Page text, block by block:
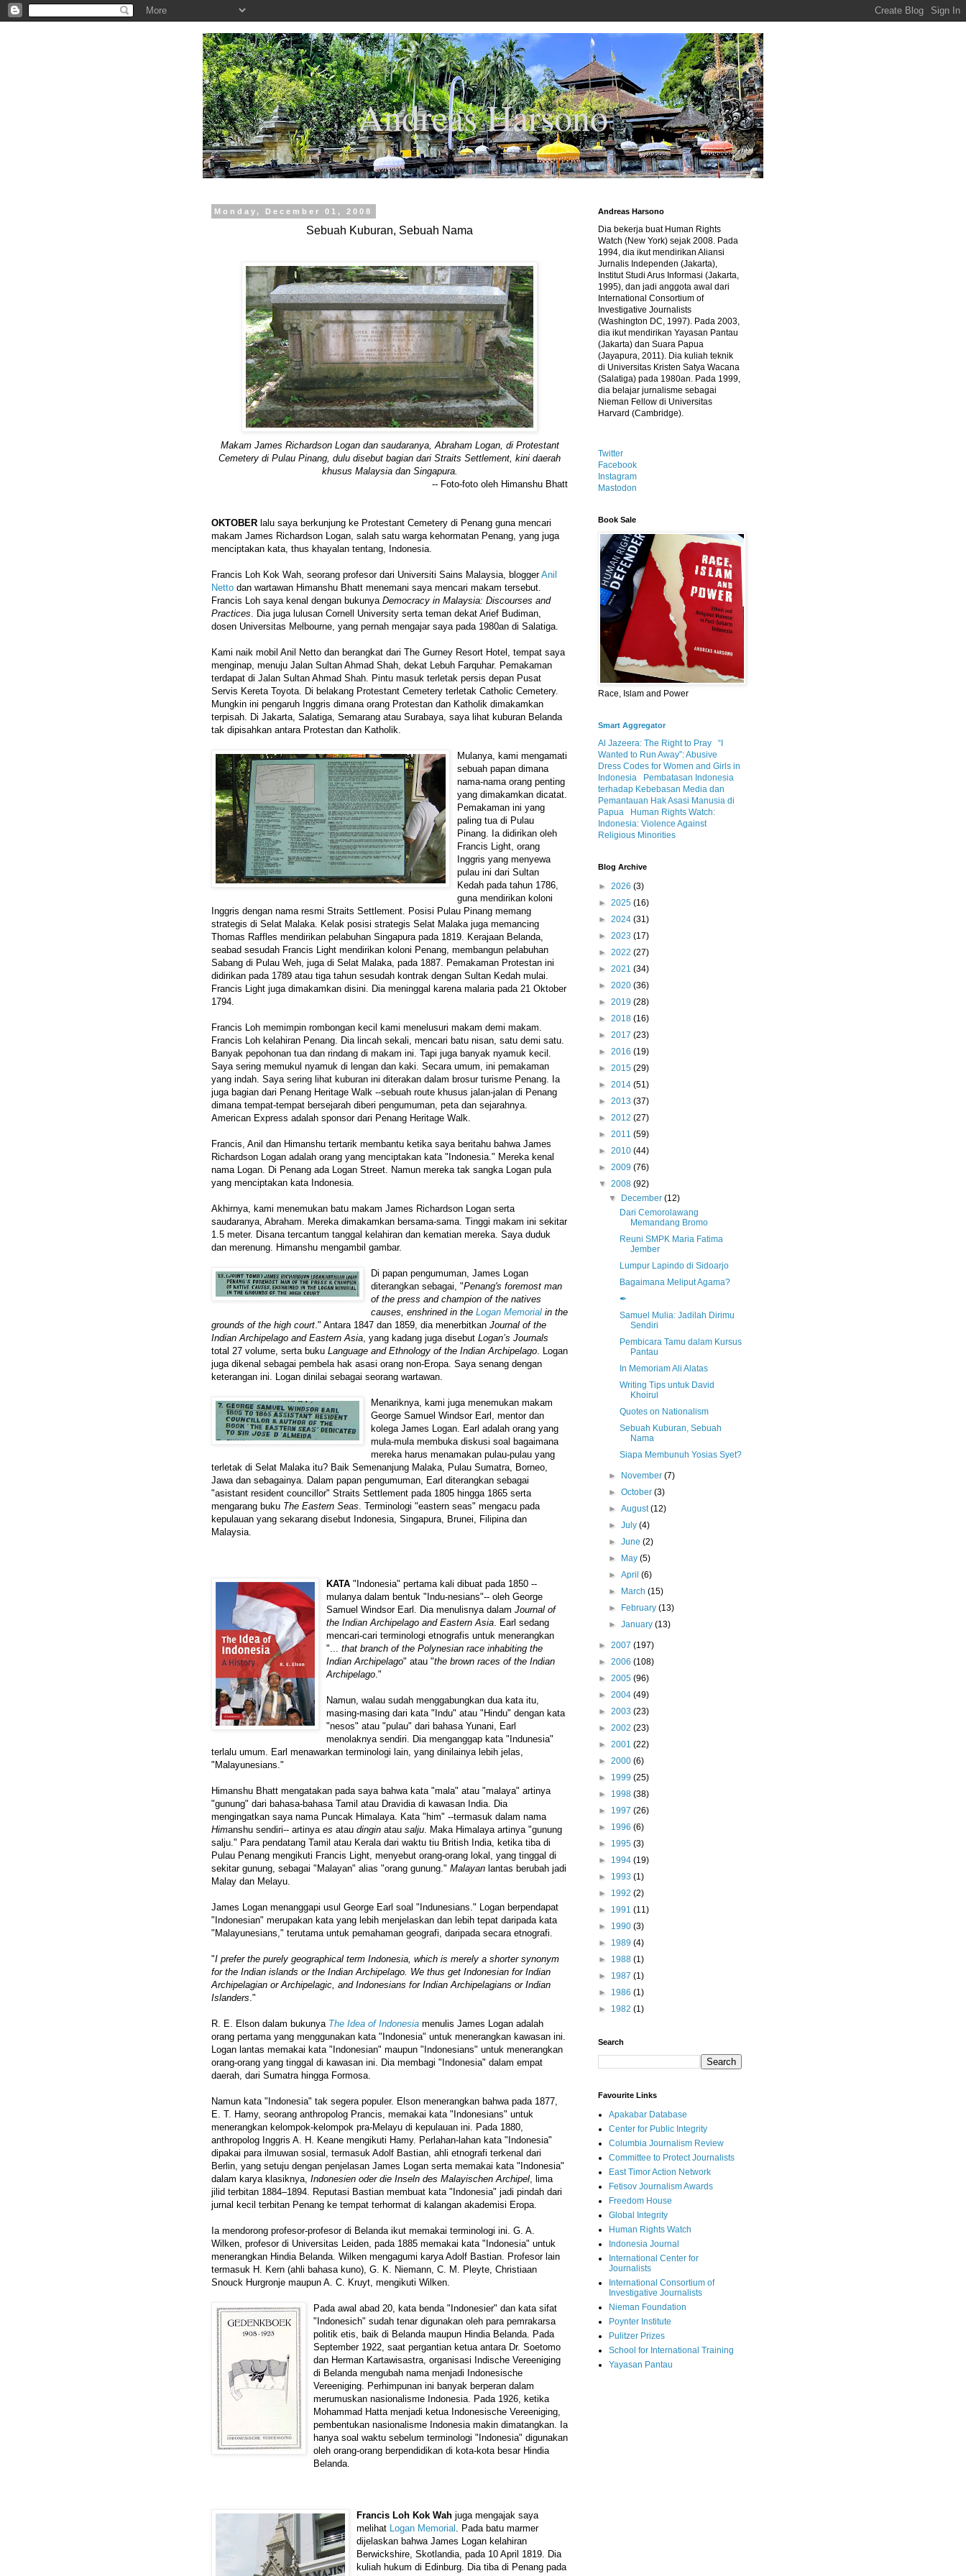
.
Andreas Harsono
Monday, December 01, 2008
Sebuah Kuburan, Sebuah Nama
Makam James Richardson Logan dan saudaranya, Abraham Logan, di Protestant
Cemetery di Pulau Pinang, dulu disebut bagian dari Straits Settlement, kini daerah
khusus Malaysia dan Singapura.
-- Foto-foto oleh Himanshu Bhatt
OKTOBER lalu saya berkunjung ke Protestant Cemetery di Penang guna mencari
makam James Richardson Logan, salah satu warga kehormatan Penang, yang juga
menciptakan kata, thus khayalan tentang, Indonesia.
Francis Loh Kok Wah, seorang profesor dari Universiti Sains Malaysia, bloggerAnil
Netto dan wartawan Himanshu Bhatt menemani saya mencari makam tersebut.
Francis Loh saya kenal dengan bukunya Democracy in Malaysia: Discourses and
Practices. Dia juga lulusan Cornell University serta teman dekat Arief Budiman,
dosen Universitas Melbourne, yang pernah mengajar saya pada 1980an di Salatiga.
Kami naik mobil Anil Netto dan berangkat dari The Gurney Resort Hotel, tempat saya
menginap, menuju Jalan Sultan Ahmad Shah, dekat Lebuh Farquhar. Pemakaman
terdapat di Jalan Sultan Ahmad Shah. Pintu masuk terletak persis depan Pusat
Servis Kereta Toyota. Di belakang Protestant Cemetery terletak Catholic Cemetery.
Mungkin ini pengaruh Inggris dimana orang Protestan dan Katholik dimakamkan
terpisah. Di Jakarta, Salatiga, Semarang atau Surabaya, saya lihat kuburan Belanda
tak dipisahkan antara Protestan dan Katholik.
Mulanya, kami mengamati
sebuah papan dimana
nama-nama orang penting
yang dimakamkan dicatat.
Pemakaman ini yang
paling tua di Pulau
Pinang. Ia didirikan oleh
Francis Light, orang
Inggris yang menyewa
pulau ini dari Sultan
Kedah pada tahun 1786,
guna mendirikan koloni
Inggris dengan nama resmi Straits Settlement. Posisi Pulau Pinang memang
strategis di Selat Malaka. Kelak posisi strategis Selat Malaka juga memancing
Thomas Raffles mendirikan pelabuhan Singapura pada 1819. Kerajaan Belanda,
seabad sesudah Francis Light mendirikan koloni Penang, membangun pelabuhan
Sabang di Pulau Weh, juga di Selat Malaka, pada 1887. Pemakaman Protestan ini
didirikan pada 1789 atau tiga tahun sesudah kontrak dengan Sultan Kedah mulai.
Francis Light juga dimakamkan disini. Dia meninggal karena malaria pada 21 Oktober
1794.
Francis Loh memimpin rombongan kecil kami menelusuri makam demi makam.
Francis Loh kelahiran Penang. Dia lincah sekali, mencari batu nisan, satu demi satu.
Banyak pepohonan tua dan rindang di makam ini. Tapi juga banyak nyamuk kecil.
Saya sering memukul nyamuk di lengan dan kaki. Secara umum, ini pemakaman
yang indah. Saya sering lihat kuburan ini diterakan dalam brosur turisme Penang. Ia
juga bagian dari Penang Heritage Walk --sebuah route khusus jalan-jalan di Penang
dimana tempat-tempat bersejarah diberi pengumuman, peta dan sejarahnya.
American Express adalah sponsor dari Penang Heritage Walk.
Francis, Anil dan Himanshu tertarik membantu ketika saya beritahu bahwa James
Richardson Logan adalah orang yang menciptakan kata "Indonesia." Mereka kenal
nama Logan. Di Penang ada Logan Street. Namun mereka tak sangka Logan pula
yang menciptakan kata Indonesia.
Akhirnya, kami menemukan batu makam James Richardson Logan serta
saudaranya, Abraham. Mereka dimakamkan bersama-sama. Tinggi makam ini sekitar
1.5 meter. Disana tercantum tanggal kelahiran dan kematian mereka. Saya duduk
dan merenung. Himanshu mengambil gambar.
Di papan pengumuman, James Logan
diterangkan sebagai, "Penang's foremost man
of the press and champion of the natives
causes, enshrined in the Logan Memorial in the
grounds of the high court." Antara 1847 dan 1859, dia menerbitkan Journal of the
Indian Archipelago and Eastern Asia, yang kadang juga disebut Logan’s Journals
total 27 volume, serta buku Language and Ethnology of the Indian Archipelago. Logan
juga dikenal sebagai pembela hak asasi orang non-Eropa. Saya senang dengan
keterangan ini. Logan dinilai sebagai seorang wartawan.
Menariknya, kami juga menemukan makam
George Samuel Windsor Earl, mentor dan
kolega James Logan. Earl adalah orang yang
mula-mula membuka diskusi soal bagaimana
mereka harus menamakan pulau-pulau yang
terletak di Selat Malaka itu? Baik Semenanjung Malaka, Pulau Sumatra, Borneo,
Jawa dan sebagainya. Dalam papan pengumuman, Earl diterangkan sebagai
"asistant resident councillor" Straits Settlement pada 1805 hingga 1865 serta
mengarang buku The Eastern Seas. Terminologi "eastern seas" mengacu pada
kepulauan yang sekarang disebut Indonesia, Singapura, Brunei, Filipina dan
Malaysia.
KATA "Indonesia" pertama kali dibuat pada 1850 --
mulanya dalam bentuk "Indu-nesians"-- oleh George
Samuel Windsor Earl. Dia menulisnya dalam Journal of
the Indian Archipelago and Eastern Asia. Earl sedang
mencari-cari terminologi etnografis untuk menerangkan
"... that branch of the Polynesian race inhabiting the
Indian Archipelago" atau "the brown races of the Indian
Archipelago."
Namun, walau sudah menggabungkan dua kata itu,
masing-masing dari kata "Indu" atau "Hindu" dengan kata
"nesos" atau "pulau" dari bahasa Yunani, Earl
menolaknya sendiri. Dia menganggap kata "Indunesia"
terlalu umum. Earl menawarkan terminologi lain, yang dinilainya lebih jelas,
"Malayunesians."
Himanshu Bhatt mengatakan pada saya bahwa kata "mala" atau "malaya" artinya
"gunung" dari bahasa-bahasa Tamil atau Dravidia di kawasan India. Dia
mengingatkan saya nama Puncak Himalaya. Kata "him" --termasuk dalam nama
Himanshu sendiri-- artinya es atau dingin atau salju. Maka Himalaya artinya "gunung
salju." Para pendatang Tamil atau Kerala dari waktu tiu British India, ketika tiba di
Pulau Penang mengikuti Francis Light, menyebut orang-orang lokal, yang tinggal di
sekitar gunung, sebagai "Malayan" alias "orang gunung." Malayan lantas berubah jadi
Malay dan Melayu.
James Logan menanggapi usul George Earl soal "Indunesians." Logan berpendapat
"Indonesian" merupakan kata yang lebih menjelaskan dan lebih tepat daripada kata
"Malayunesians," terutama untuk pemahaman geografi, daripada secara etnografi.
"I prefer the purely geographical term Indonesia, which is merely a shorter synonym
for the Indian islands or the Indian Archipelago. We thus get Indonesian for Indian
Archipelagian or Archipelagic, and Indonesians for Indian Archipelagians or Indian
Islanders."
R. E. Elson dalam bukunya The Idea of Indonesia menulis James Logan adalah
orang pertama yang menggunakan kata "Indonesia" untuk menerangkan kawasan ini.
Logan lantas memakai kata "Indonesian" maupun "Indonesians" untuk menerangkan
orang-orang yang tinggal di kawasan ini. Dia membagi "Indonesia" dalam empat
daerah, dari Sumatra hingga Formosa.
Namun kata "Indonesia" tak segera populer. Elson menerangkan bahwa pada 1877,
E. T. Hamy, seorang anthropolog Prancis, memakai kata "Indonesians" untuk
menerangkan kelompok-kelompok pra-Melayu di kepulauan ini. Pada 1880,
anthropolog Inggris A. H. Keane mengikuti Hamy. Perlahan-lahan kata "Indonesia"
dipakai para ilmuwan sosial, termasuk Adolf Bastian, ahli etnografi terkenal dari
Berlin, yang setuju dengan penjelasan James Logan serta memakai kata "Indonesia"
dalam karya klasiknya, Indonesien oder die Inseln des Malayischen Archipel, lima
jilid terbitan 1884–1894. Reputasi Bastian membuat kata "Indonesia" jadi pindah dari
jurnal kecil terbitan Penang ke tempat terhormat di kalangan akademisi Eropa.
Ia mendorong profesor-profesor di Belanda ikut memakai terminologi ini. G. A.
Wilken, profesor di Universitas Leiden, pada 1885 memakai kata "Indonesia" untuk
menerangkan Hindia Belanda. Wilken mengagumi karya Adolf Bastian. Profesor lain
termasuk H. Kern (ahli bahasa kuno), G. K. Niemann, C. M. Pleyte, Christiaan
Snouck Hurgronje maupun A. C. Kruyt, mengikuti Wilken.
Pada awal abad 20, kata benda "Indonesier" dan kata sifat
"Indonesich" sudah tenar digunakan oleh para pemrakarsa
politik etis, baik di Belanda maupun Hindia Belanda. Pada
September 1922, saat pergantian ketua antara Dr. Soetomo
dan Herman Kartawisastra, organisasi Indische Vereeniging
di Belanda mengubah nama menjadi Indonesische
Vereeniging. Perhimpunan ini banyak berperan dalam
merumuskan nasionalisme Indonesia. Pada 1926, ketika
Mohammad Hatta menjadi ketua Indonesische Vereeniging,
pembentukan nasionalisme Indonesia makin dimatangkan. Ia
hanya soal waktu sebelum terminologi "Indonesia" digunakan
oleh orang-orang berpendidikan di kota-kota besar Hindia
Belanda.
Francis Loh Kok Wah juga mengajak saya
melihat Logan Memorial . Pada batu marmer
dijelaskan bahwa James Logan kelahiran
Berwickshire, Skotlandia, pada 10 April 1819. Dia
kuliah hukum di Edinburg. Dia tiba di Penang pada
Andreas Harsono
Dia bekerja buat Human Rights
Watch (New York) sejak 2008. Pada
1994, dia ikut mendirikan Aliansi
Jurnalis Independen (Jakarta),
Institut Studi Arus Informasi (Jakarta,
1995), dan jadi anggota awal dari
International Consortium of
Investigative Journalists
(Washington DC, 1997). Pada 2003,
dia ikut mendirikan Yayasan Pantau
(Jakarta) dan Suara Papua
(Jayapura, 2011). Dia kuliah teknik
di Universitas Kristen Satya Wacana
(Salatiga) pada 1980an. Pada 1999,
dia belajar jurnalisme sebagai
Nieman Fellow di Universitas
Harvard (Cambridge).
Twitter
Facebook
Instagram
Mastodon
Book Sale
Race, Islam and Power
Smart Aggregator
Al Jazeera: The Right to Pray
“I
Wanted to Run Away”: Abusive
Dress Codes for Women and Girls in
Indonesia
Pembatasan Indonesia
terhadap Kebebasan Media dan
Pemantauan Hak Asasi Manusia di
Papua
Human Rights Watch:
Indonesia: Violence Against
Religious Minorities
Blog Archive
► 2026 (3)
► 2025 (16)
► 2024 (31)
► 2023 (17)
► 2022 (27)
► 2021 (34)
► 2020 (36)
► 2019 (28)
► 2018 (16)
► 2017 (23)
► 2016 (19)
► 2015 (29)
► 2014 (51)
► 2013 (37)
► 2012 (27)
► 2011 (59)
► 2010 (44)
► 2009 (76)
▼ 2008 (92)
▼
December(12)
Dari Cemorolawang
Memandang Bromo
Reuni SMPK Maria Fatima
Jember
Lumpur Lapindo di Sidoarjo
Bagaimana Meliput Agama?
✒
Samuel Mulia: Jadilah Dirimu
Sendiri
Pembicara Tamu dalam Kursus
Pantau
In Memoriam Ali Alatas
Writing Tips untuk David
Khoirul
Quotes on Nationalism
Sebuah Kuburan, Sebuah
Nama
Siapa Membunuh Yosias Syet?
► November(7)
►October(3)
►August(12)
►July(4)
►June(2)
►
May(5)
►April(6)
►
March(15)
►
February(13)
►January(13)
► 2007 (197)
► 2006 (108)
► 2005 (96)
► 2004 (49)
► 2003 (23)
► 2002 (23)
► 2001 (22)
► 2000 (6)
► 1999 (25)
► 1998 (38)
► 1997 (26)
► 1996 (6)
► 1995 (3)
► 1994 (19)
► 1993 (1)
► 1992 (2)
► 1991 (11)
► 1990 (3)
► 1989 (4)
► 1988 (1)
► 1987 (1)
► 1986 (1)
► 1982 (1)
Search
Favourite Links
Apakabar Database
Center for Public Integrity
Columbia Journalism Review
Committee to Protect Journalists
East Timor Action Network
Fetisov Journalism Awards
Freedom House
Global Integrity
Human Rights Watch
Indonesia Journal
International Center for
Journalists
International Consortium of
Investigative Journalists
Nieman Foundation
Poynter Institute
Pulitzer Prizes
School for International Training
Yayasan Pantau